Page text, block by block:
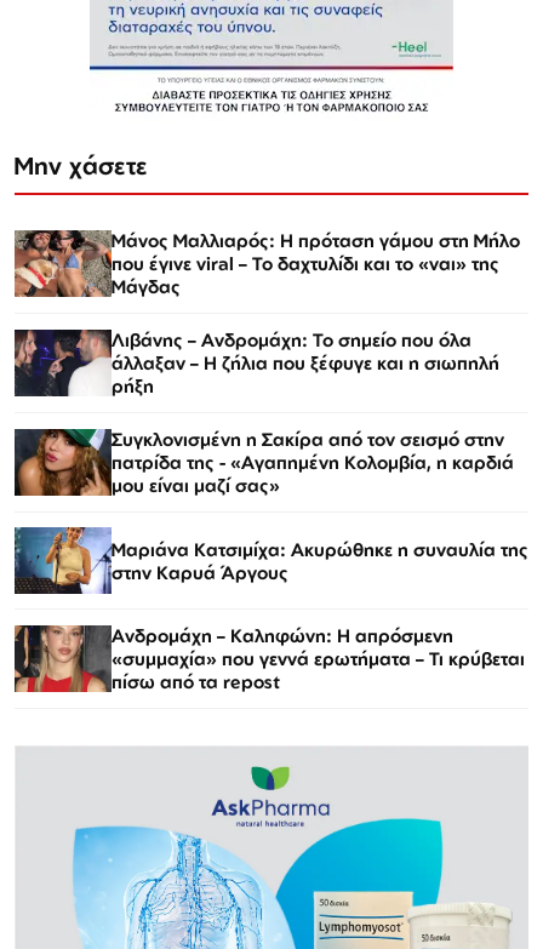
Μην χάσετε
Μάνος Μαλλιαρός: Η πρόταση γάμου στη Μήλο
που έγινε viral – Το δαχτυλίδι και το «ναι» της
Μάγδας
Λιβάνης – Ανδρομάχη: Το σημείο που όλα
άλλαξαν – Η ζήλια που ξέφυγε και η σιωπηλή
ρήξη
Συγκλονισμένη η Σακίρα από τον σεισμό στην
πατρίδα της - «Αγαπημένη Κολομβία, η καρδιά
μου είναι μαζί σας»
Μαριάνα Κατσιμίχα: Ακυρώθηκε η συναυλία της
στην Καρυά Άργους
Ανδρομάχη – Καληφώνη: Η απρόσμενη
«συμμαχία» που γεννά ερωτήματα – Τι κρύβεται
πίσω από τα repost